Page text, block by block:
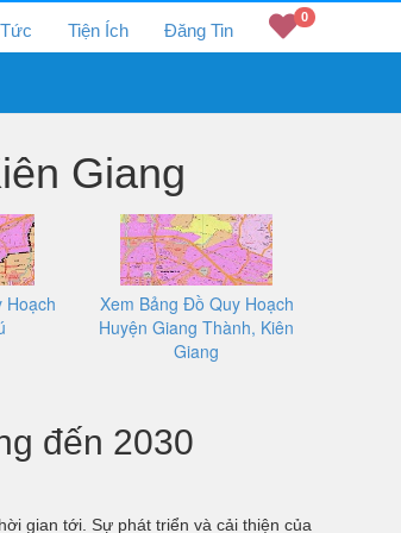
Tiện Ích Đăng Tin
0
Giang
Hoạch
Xem Bảng Đồ Quy Hoạch
Huyện Giang Thành, Kiên
Giang
đến 2030
gian tới. Sự phát triển và cải thiện của